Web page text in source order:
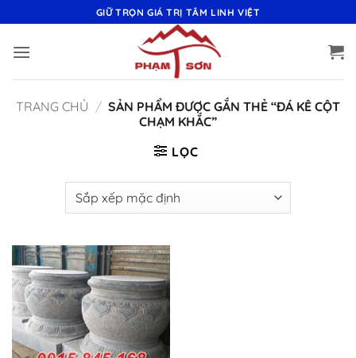
qua
nội
GIỮ TRỌN GIÁ TRỊ TÂM LINH VIỆT
TRANG CHỦ / SẢN PHẨM ĐƯỢC GẮN THẺ “ĐÁ KÊ CỘT
CHẠM KHẮC”
LỌC